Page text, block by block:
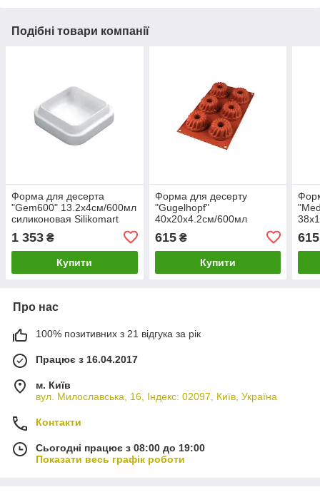
Подібні товари компанії
Форма для десерта
"Gem600" 13.2х4см/600мл
силиконовая Silikomart
1 353 ₴
Купити
Форма для десерту
"Gugelhopf"
40х20х4.2см/600мл
615₴
Купити
615
Про нас
100% позитивних з 21 відгука за рік
Працює з 16.04.2017
м. Київ
вул. Милославська, 16, Індекс: 02097, Київ, Україна
Контакти
Сьогодні працює з 08:00 до 19:00
Показати весь графік роботи